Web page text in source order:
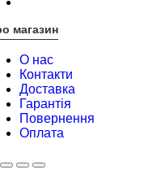
магазин
О нас
Контакти
Доставка
Гарантія
Повернення
Оплата